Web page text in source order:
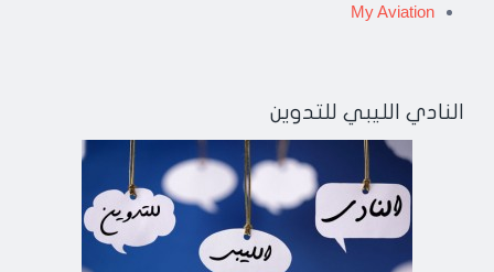
My Aviation
النادي الليبي للتدوين